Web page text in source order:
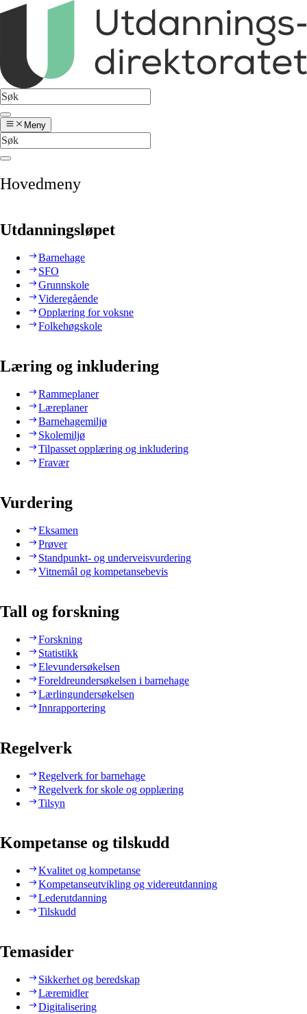
Meny
Hovedmeny
Utdanningsløpet
Barnehage
SFO
Grunnskole
Videregående
Opplæring for voksne
Folkehøgskole
Læring og inkludering
Rammeplaner
Læreplaner
Barnehagemiljø
Skolemiljø
Tilpasset opplæring og inkludering
Fravær
Vurdering
Eksamen
Prøver
Standpunkt- og underveisvurdering
Vitnemål og kompetansebevis
Tall og forskning
Forskning
Statistikk
Elevundersøkelsen
Foreldreundersøkelsen i barnehage
Lærlingundersøkelsen
Innrapportering
Regelverk
Regelverk for barnehage
Regelverk for skole og opplæring
Tilsyn
Kompetanse og tilskudd
Kvalitet og kompetanse
Kompetanseutvikling og videreutdanning
Lederutdanning
Tilskudd
Temasider
Sikkerhet og beredskap
Læremidler
Digitalisering